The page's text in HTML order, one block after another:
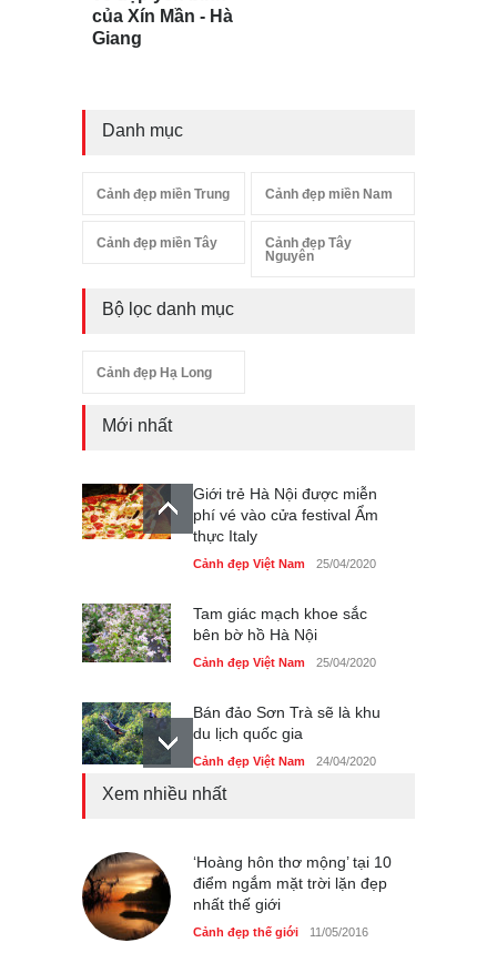
của Xín Mần - Hà
Giang
Danh mục
Cảnh đẹp miền Trung Cảnh đẹp miền Nam
Cảnh đẹp miền Tây
Cảnh đẹp Tây
Nguyên
Bộ lọc danh mục
Cảnh đẹp Hạ Long
Mới nhất
Giới trẻ Hà Nội được miễn
phí vé vào cửa festival Ẩm
thực Italy
Cảnh đẹp Việt Nam 25/04/2020
Tam giác mạch khoe sắc
bên bờ hồ Hà Nội
Cảnh đẹp Việt Nam 25/04/2020
Bán đảo Sơn Trà sẽ là khu
du lịch quốc gia
Cảnh đẹp Việt Nam 24/04/2020
Cảnh đẹp Việt Nam 25/04/2020
Nhiều hoạt động tôn vinh
nhà giáo tại Đầm Sen
Xem nhiều nhất
‘Hoàng hôn thơ mộng’ tại 10
điểm ngắm mặt trời lặn đẹp
nhất thế giới
Cảnh đẹp thế giới 11/05/2016